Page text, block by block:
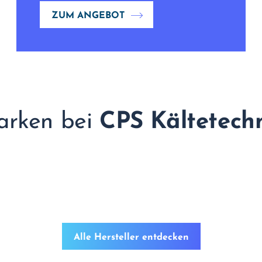
ZUM ANGEBOT
bei CPS
Alle Hersteller entdecken